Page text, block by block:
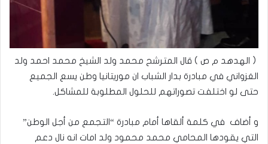
( الهدهد م ص ) قال المترشح محمد ولد الشيخ محمد احمد ولد
الغزواني في مبادرة بدار الشباب ان موريتانيا وطن يسع الجميع
حتى لو اختلفت تصوراتهم للحلول المطلوبة للمشاكل.
و أضاف في كلمة ألقاها أمام مبادرة “التجمع من أجل الوطن”
التي يقودها المحامي محمد محمود ولد امات انه نال دعم